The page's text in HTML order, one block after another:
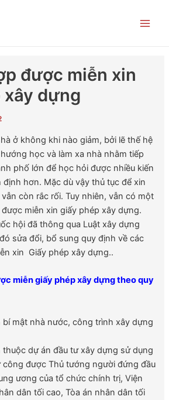
được miễn xin
xây dựng
ở không khi nào giảm, bởi lẽ thế hệ
học và làm xa nhà nhằm tiếp
phố lớn để học hỏi được nhiều kiến
hơn. Mặc dù vậy thủ tục để xin
còn rắc rối. Tuy nhiên, vẫn có một
miễn xin giấy phép xây dựng.
hội đã thông qua Luật xây dựng
sửa đổi, bổ sung quy định về các
xin Giấy phép xây dựng..
miễn giấy phép xây dựng theo quy
bí mật nhà nước, công trình xây dựng
thuộc dự án đầu tư xây dựng sử dụng
công được Thủ tướng người đứng đầu
ương của tổ chức chính trị, Viện
dân tối cao, Tòa án nhân dân tối